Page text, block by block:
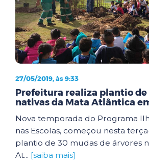
27/05/2019, às 9:33
Prefeitura realiza plantio de
nativas da Mata Atlântica
Nova temporada do Programa
nas Escolas, começou nesta
plantio de 30 mudas de árvores
At... [saiba mais]